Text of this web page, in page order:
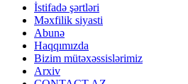
İstifadə şərtləri
Məxfilik siyasti
Abunə
Haqqımızda
Bizim mütəxəssislərimiz
Arxiv